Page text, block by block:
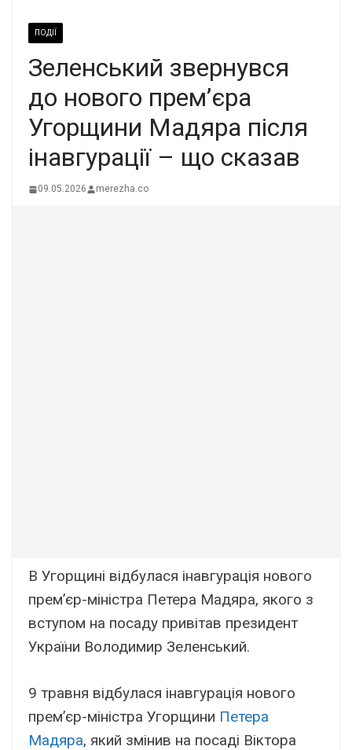
ПОДІЇ
Зеленський звернувся
до нового прем’єра
Угорщини Мадяра після
інавгурації – що сказав
09.05.2026 merezha.co
В Угорщині відбулася інавгурація нового
прем’єр-міністра Петера Мадяра, якого з
вступом на посаду привітав президент
України Володимир Зеленський.
9 травня відбулася інавгурація нового
прем’єр-міністра Угорщини Петера
Мадяра, який змінив на посаді Віктора